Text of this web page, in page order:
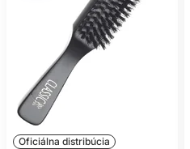
Oficiálna distribúcia